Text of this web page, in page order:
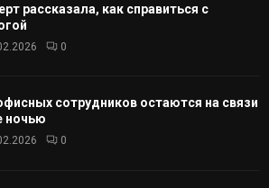
рассказала, как справиться с
0
сотрудников остаются на связи
ночью
0